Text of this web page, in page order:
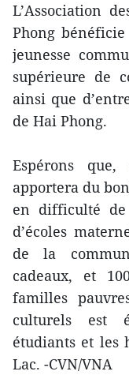
L’Association
Phong
jeunesse
supérieure de
ainsi que
de Hai Phong.
Espérons
apportera du
en difficulté de
d’écoles
de la
cadeaux, et
familles
culturels est
étudiants et les
Lac. ​-CVN/VNA